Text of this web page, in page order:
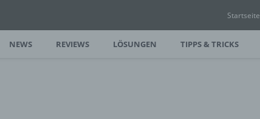
Startseite
NEWS REVIEWS LÖSUNGEN TIPPS & TRICKS